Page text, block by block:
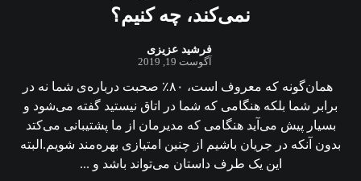
نمی‌کند، چه کنیم؟
فرشید عزیزی
آگوست 19, 2019
همان‌گونه که معروف است، ۸۰٪ صحبت درباره‌ی شما نه در
برابر شما بلکه هنگامی که شما در اتاق نیستید گفته می‌شود و
بسیار پیش می‌آید هنگامی که مدیرمان از ما پشتیبانی می‌کتد
بدون آنکه در جریان باشیم از چنین امتیازی بهره‌مند شویم.البته
این یک طرف داستان می‌تواند باشد و ...